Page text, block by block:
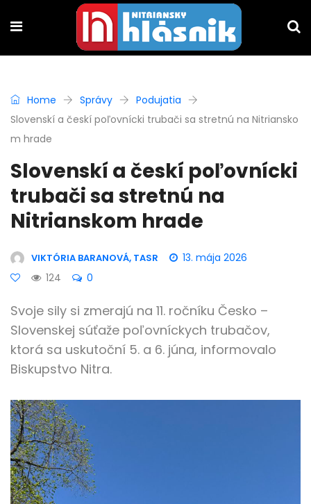
Home Správy
Podujatia
Slovenskí a českí poľovnícki trubači sa stretnú na Nitriansko
m hrade
Slovenskí a českí poľovnícki
trubači sa stretnú na
Nitrianskom hrade
VIKTÓRIA BARANOVÁ, TASR
13. mája 2026
124
0
Svoje sily si zmerajú na 11. ročníku Česko –
Slovenskej súťaže poľovníckych trubačov,
ktorá sa uskutoční 5. a 6. júna, informovalo
Biskupstvo Nitra.